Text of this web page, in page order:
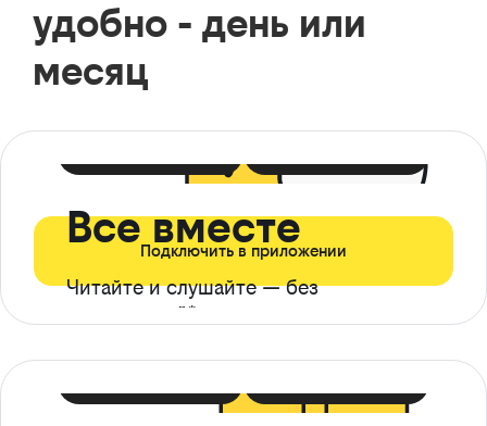
удобно - день или
месяц
Все вместе
Читайте и слушайте — без
ограничений*
Подключить в приложении